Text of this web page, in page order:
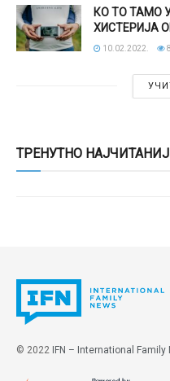
КО ТО ТАМО
ХИСТЕРИЈА
10.02.2022.
ТРЕНУТНО
© 2022 IFN – International Family